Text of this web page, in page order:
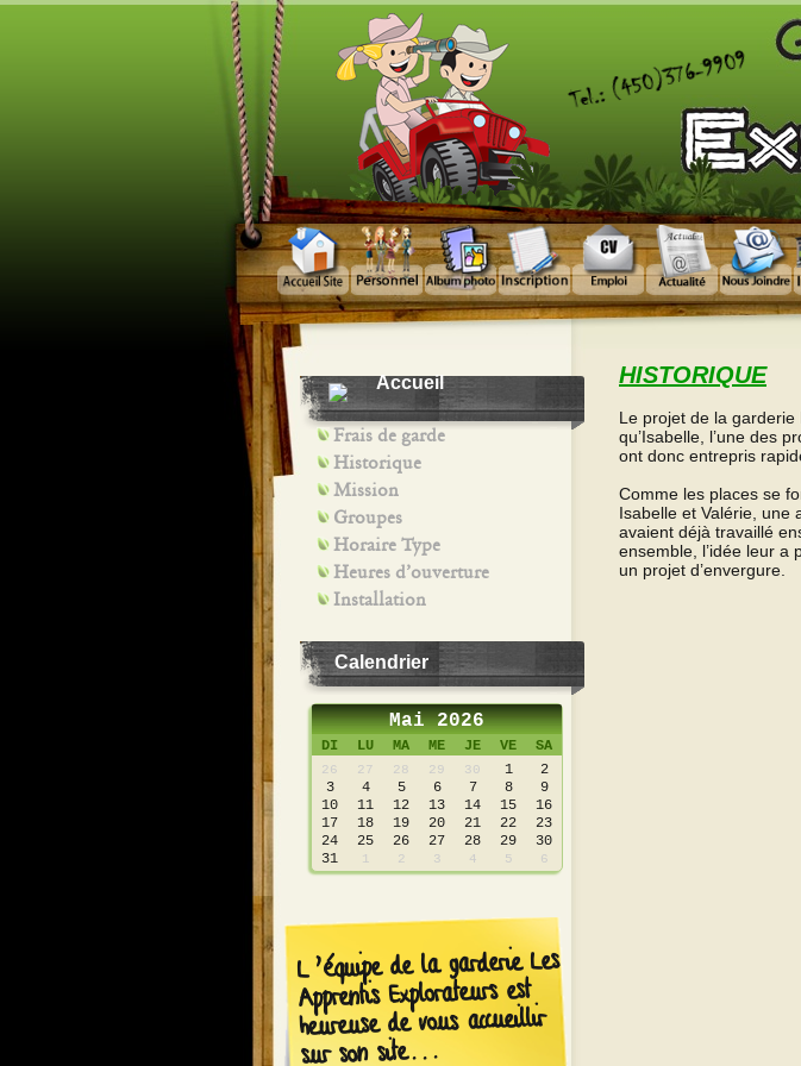
Accueil
Frais de garde
Historique
Mission
Groupes
Horaire Type
Heures d’ouverture
Installation
Calendrier
Mai 2026
DI LU MA ME JE VE SA
26 27 28 29 30 1
2
3
4 5 6 7 8
9
10
11 12 13 14 15
16
17
18 19 20 21 22
23
24
25 26 27 28 29
30
31
1 2 3 4 5 6
L’équipe de la garderie Les
Apprentis Explorateurs est
heureuse de vous accueillir
sur son site...
HISTORIQUE
Le projet de la
qu’Isabelle, l’une des
ont donc entrepris
Comme les places se
Isabelle et Valérie, une
avaient déjà travaillé
ensemble, l’idée leur a
un projet d’envergure.